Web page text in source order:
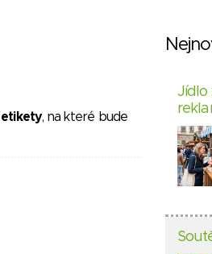
, na které bude
Jídlo